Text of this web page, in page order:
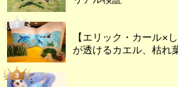
【エリック・カール×
が透けるカエル、枯れ